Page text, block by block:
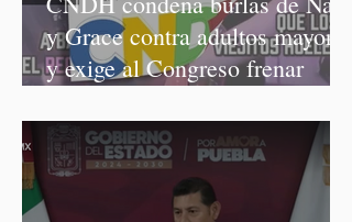
y Grace contra adultos mayores
y exige al Congreso frenar